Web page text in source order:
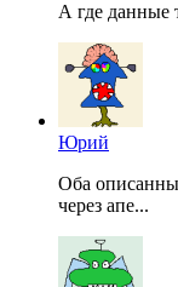
А где данные
Юрий
Оба
через апе...